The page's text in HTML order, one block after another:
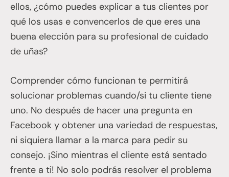
ellos, ¿cómo puedes explicar a tus clientes por
qué los usas e convencerlos de que eres una
buena elección para su profesional de cuidado
de uñas?
Comprender cómo funcionan te permitirá
solucionar problemas cuando/si tu cliente tiene
uno. No después de hacer una pregunta en
Facebook y obtener una variedad de respuestas,
ni siquiera llamar a la marca para pedir su
consejo. ¡Sino mientras el cliente está sentado
frente a ti! No solo podrás resolver el problema